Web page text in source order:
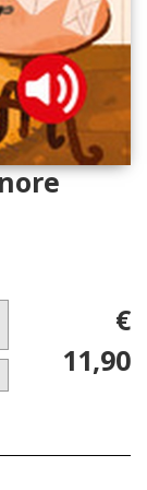
€
11,90